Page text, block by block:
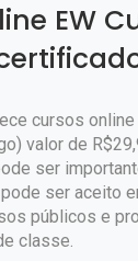
EW
cursos
valor de
ser
ser aceito
públicos e
classe.